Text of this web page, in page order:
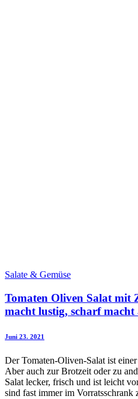
Salate & Gemüse
Tomaten Oliven Salat mit
macht lustig, scharf macht
Juni 23. 2021
Der Tomaten-Oliven-Salat ist
Aber auch zur Brotzeit oder zu
Salat lecker, frisch und ist leicht
sind fast immer im Vorratsschrank